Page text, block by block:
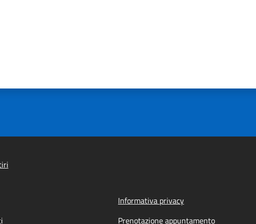
Informativa privacy
Prenotazione appuntamento